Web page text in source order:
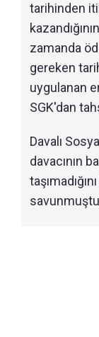
tarihinden
zamanda
gereken
uygulanan
SGK'dan
Davalı
davacının